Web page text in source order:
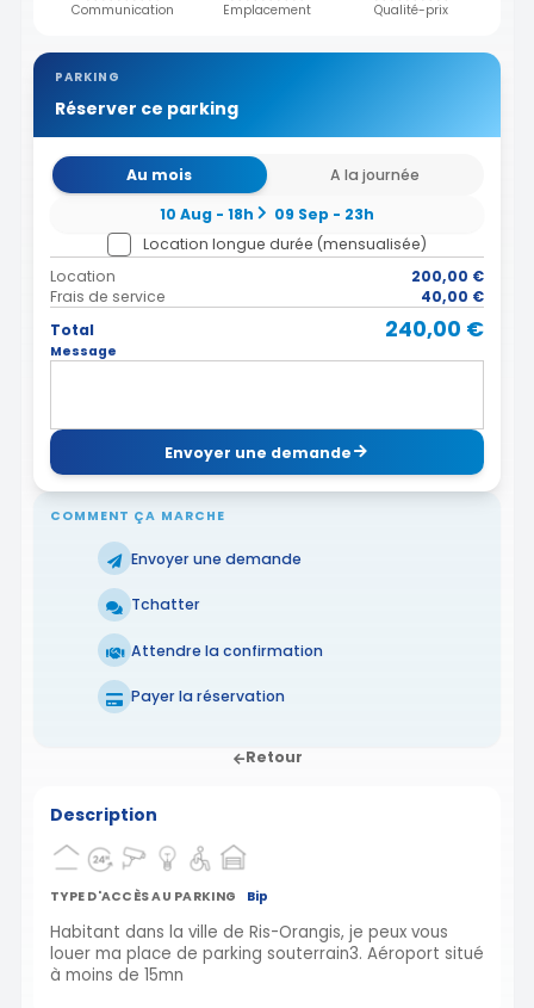
Communication Emplacement Qualité-prix
PARKING
Réserver ce parking
Au mois
A la journée
10 Aug - 18h
09 Sep - 23h
Location longue durée (mensualisée)
Location
200,00 €
Frais de service
40,00 €
Total
240,00 €
Message
Envoyer une demande
COMMENT ÇA MARCHE
Envoyer une demande
Tchatter
Attendre la confirmation
Payer la réservation
Retour
Description
TYPE D'ACCÈS AU PARKING Bip
Habitant dans la ville de Ris-Orangis, je peux vous
louer ma place de parking souterrain3. Aéroport situé
à moins de 15mn